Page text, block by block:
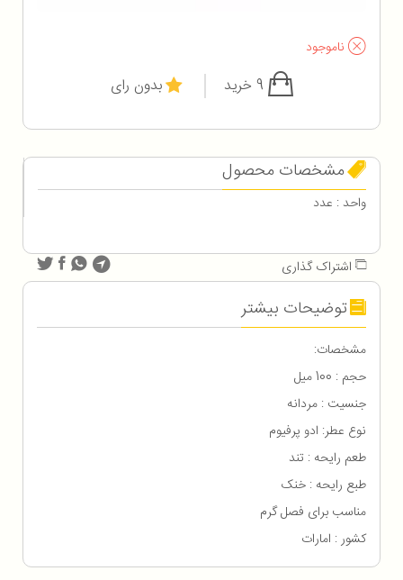
ناموجود
بدون رای
مشخصات محصول
واحد : عدد
اشتراک گذاری
توضیحات بیشتر
مشخصات:
حجم : 100 میل
جنسیت : مردانه
نوع عطر: ادو پرفیوم
طعم رایحه : تند
طبع رایحه : خنک
مناسب برای فصل گرم
کشور : امارات